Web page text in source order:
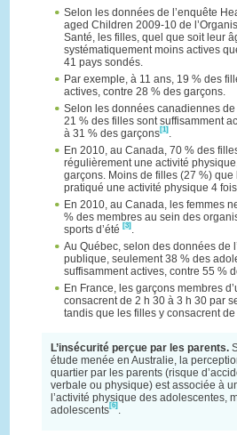
Selon les données de l’enquête
aged Children 2009-10 de
Santé, les filles, quel que soit leur
systématiquement moins actives
41 pays sondés.
Par exemple, à 11 ans, 19 % des
actives, contre 28 % des garçons.
Selon les données canadiennes de
21 % des filles sont suffisamment
à 31 % des garçons[1] .
En 2010, au Canada, 70 % des
régulièrement une activité
garçons. Moins de filles (27 %)
pratiqué une activité physique 4
En 2010, au Canada, les femmes
% des membres au sein des
sports d’été [3] .
Au Québec, selon des données de
publique, seulement 38 % des
suffisamment actives, contre 55 %
En France, les garçons membres
consacrent de 2 h 30 à 3 h 30 par
tandis que les filles y consacrent
L’insécurité perçue par les parents.
étude menée en Australie, la
quartier par les parents (risque
verbale ou physique) est associée à
l’activité physique des adolescentes,
adolescents[6] .